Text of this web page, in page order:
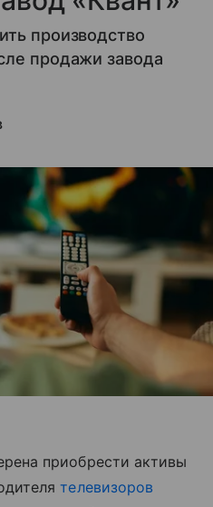
производство
продажи завода
приобрести активы
телевизоров